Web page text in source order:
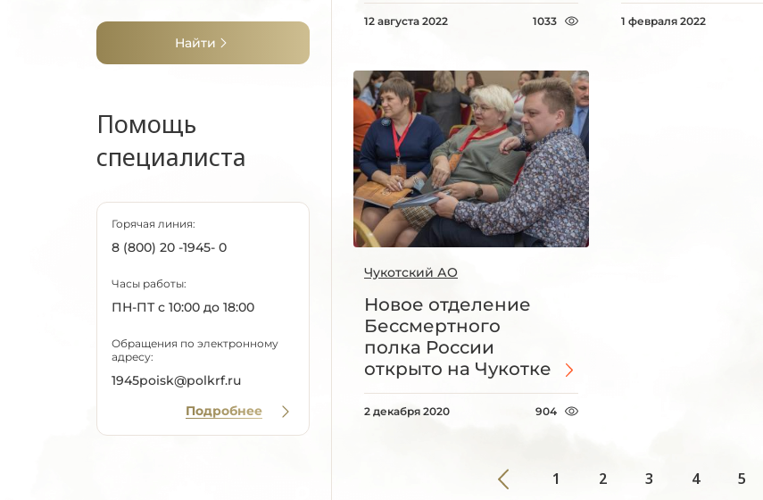
Найти
Помощь
специалиста
Горячая линия:
8 (800) 20 -1945- 0
Часы работы:
ПН-ПТ с 10:00 до 18:00
Обращения по электронному
адресу:
1945poisk@polkrf.ru
Подробнее
12 августа 2022 1033 1 февраля 2022
Чукотский АО
Новое отделение
Бессмертного
полка России
открыто на Чукотке
2 декабря 2020 904
1 2 3 4 5